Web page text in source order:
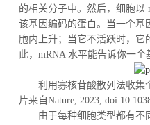
的相关分子中。然后，细胞以
该基因编码的蛋白。当一个基
胞内上升；当它不活跃时，它
此，mRNA 水平能告诉你一个
利用寡核苷酸散列法收集
片来自Nature, 2023,
由于每种细胞类型都有不